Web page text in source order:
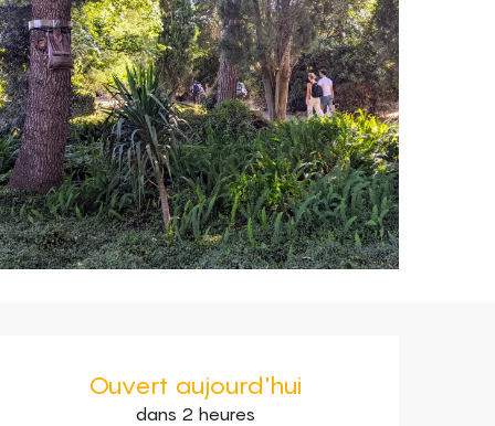
Ouvert aujourd'hui
dans 2 heures